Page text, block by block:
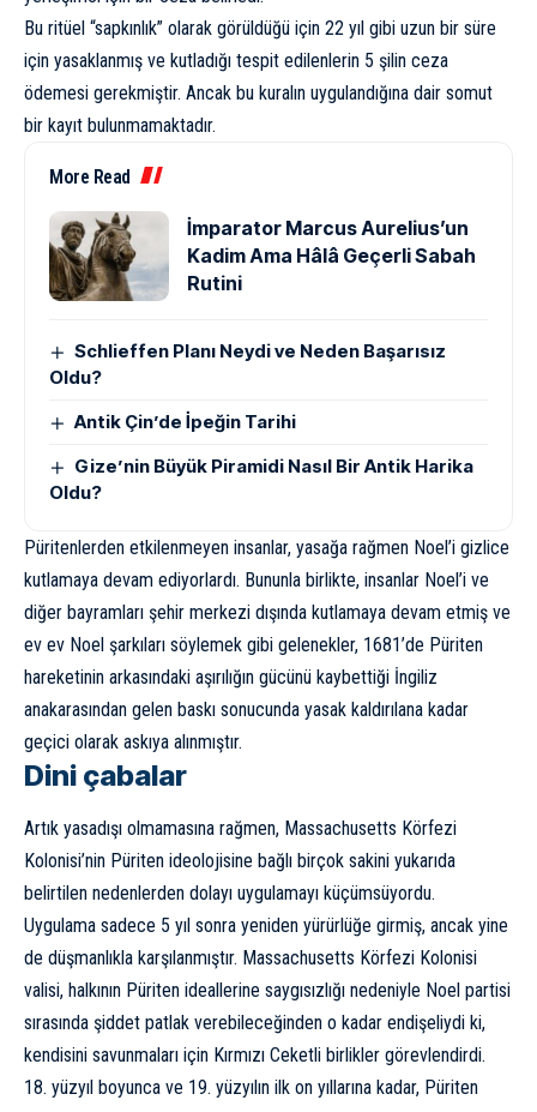
Bu ritüel “sapkınlık” olarak görüldüğü için 22 yıl gibi uzun bir süre
için yasaklanmış ve kutladığı tespit edilenlerin 5 şilin ceza
ödemesi gerekmiştir. Ancak bu kuralın uygulandığına dair somut
bir kayıt bulunmamaktadır.
More Read
İmparator Marcus Aurelius’un
Kadim Ama Hâlâ Geçerli Sabah
Rutini
Schlieffen Planı Neydi ve Neden Başarısız
Oldu?
Antik Çin’de İpeğin Tarihi
Gize’nin Büyük Piramidi Nasıl Bir Antik Harika
Oldu?
Püritenlerden etkilenmeyen insanlar, yasağa rağmen Noel’i gizlice
kutlamaya devam ediyorlardı. Bununla birlikte, insanlar Noel’i ve
diğer bayramları şehir merkezi dışında kutlamaya devam etmiş ve
ev ev Noel şarkıları söylemek gibi gelenekler, 1681’de Püriten
hareketinin arkasındaki aşırılığın gücünü kaybettiği İngiliz
anakarasından gelen baskı sonucunda yasak kaldırılana kadar
geçici olarak askıya alınmıştır.
Dini çabalar
Artık yasadışı olmamasına rağmen, Massachusetts Körfezi
Kolonisi’nin Püriten ideolojisine bağlı birçok sakini yukarıda
belirtilen nedenlerden dolayı uygulamayı küçümsüyordu.
Uygulama sadece 5 yıl sonra yeniden yürürlüğe girmiş, ancak yine
de düşmanlıkla karşılanmıştır. Massachusetts Körfezi Kolonisi
valisi, halkının Püriten ideallerine saygısızlığı nedeniyle Noel partisi
sırasında şiddet patlak verebileceğinden o kadar endişeliydi ki,
kendisini savunmaları için Kırmızı Ceketli birlikler görevlendirdi.
18. yüzyıl boyunca ve 19. yüzyılın ilk on yıllarına kadar, Püriten